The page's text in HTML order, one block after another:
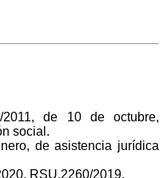
de 10 de octubre,
social.
de asistencia jurídica
RSU.2260/2019.